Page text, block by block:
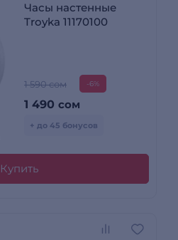
Часы настенные
Troyka 11170100
1 590 сом -6%
1 490 сом
+ до 45 бонусов
Купить